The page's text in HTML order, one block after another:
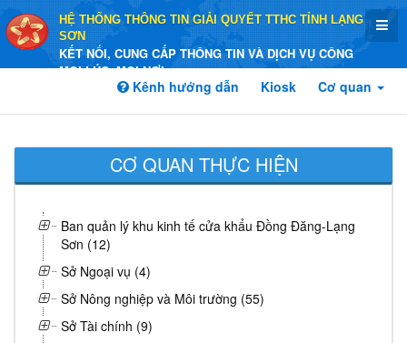
HỆ THỐNG THÔNG TIN GIẢI QUYẾT TTHC TỈNH LẠNG
SƠN
KẾT NỐI, CUNG CẤP THÔNG TIN VÀ DỊCH VỤ CÔNG
MỌI LÚC, MỌI NƠI
Kênh hướng dẫn Kiosk Cơ quan
CƠ QUAN THỰC HIỆN
Ban quản lý khu kinh tế cửa khẩu Đồng Đăng-Lạng
Sơn (12)
Sở Ngoại vụ (4)
Sở Nông nghiệp và Môi trường (55)
Sở Tài chính (9)